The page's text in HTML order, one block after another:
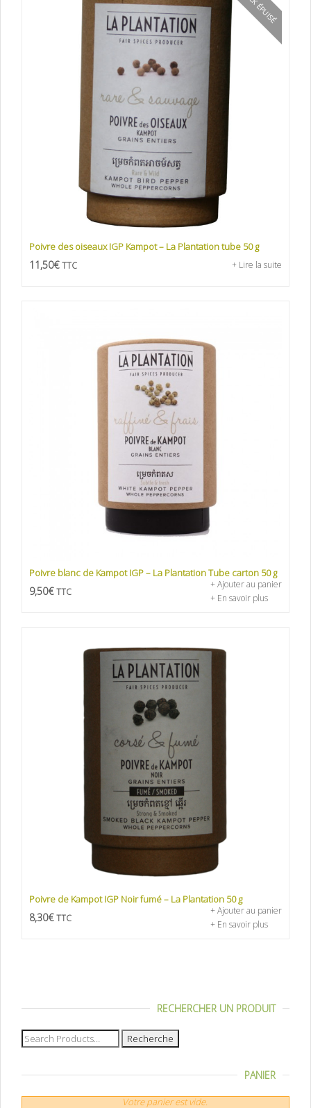
Poivre des oiseaux IGP Kampot – La Plantation tube 50 g
11,50€ TTC + Lire la suite
Poivre blanc de Kampot IGP – La Plantation Tube carton 50 g
9,50€ TTC
+ Ajouter au panier
+ En savoir plus
Poivre de Kampot IGP Noir fumé – La Plantation 50 g
8,30€ TTC
+ Ajouter au panier
+ En savoir plus
RECHERCHER UN PRODUIT
Recherche
pour :
PANIER
Votre panier est vide.